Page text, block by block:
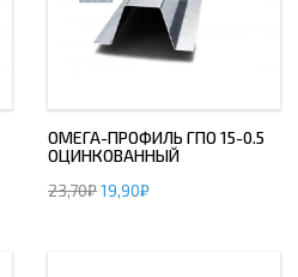
ОМЕГА-ПРОФИЛЬ ГПО 15-0.5
ОЦИНКОВАННЫЙ
23,70₽19,90₽